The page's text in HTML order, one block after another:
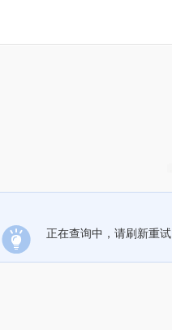
正在查询中，请刷新重试